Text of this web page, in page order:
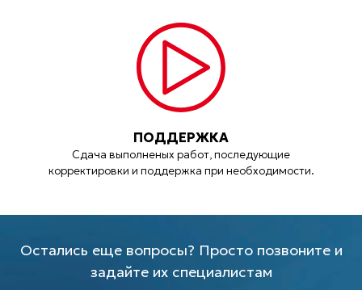
ПОДДЕРЖКА
Сдача выполненых работ, последующие
корректировки и поддержка при необходимости.
Остались еще вопросы? Просто позвоните и
задайте их специалистам